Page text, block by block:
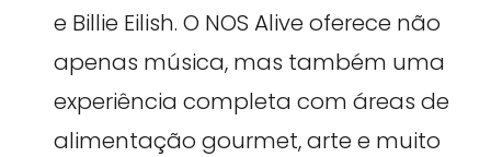
e Billie Eilish. O NOS Alive oferece não
apenas música, mas também uma
experiência completa com áreas de
alimentação gourmet, arte e muito